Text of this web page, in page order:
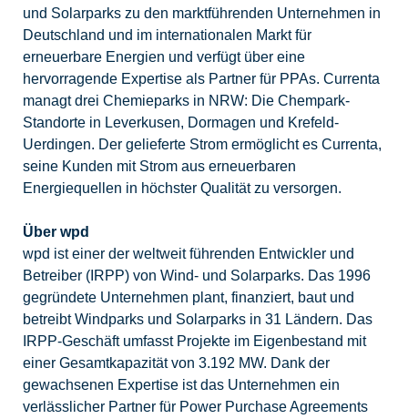
und Solarparks zu den marktführenden Unternehmen in
Deutschland und im internationalen Markt für
erneuerbare Energien und verfügt über eine
hervorragende Expertise als Partner für PPAs. Currenta
managt drei Chemieparks in NRW: Die Chempark-
Standorte in Leverkusen, Dormagen und Krefeld-
Uerdingen. Der gelieferte Strom ermöglicht es Currenta,
seine Kunden mit Strom aus erneuerbaren
Energiequellen in höchster Qualität zu versorgen.
Über wpd
wpd ist einer der weltweit führenden Entwickler und
Betreiber (IRPP) von Wind- und Solarparks. Das 1996
gegründete Unternehmen plant, finanziert, baut und
betreibt Windparks und Solarparks in 31 Ländern. Das
IRPP-Geschäft umfasst Projekte im Eigenbestand mit
einer Gesamtkapazität von 3.192 MW. Dank der
gewachsenen Expertise ist das Unternehmen ein
verlässlicher Partner für Power Purchase Agreements